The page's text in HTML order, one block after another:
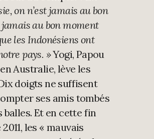
on n’est jamais au bon
au bon moment
les Indonésiens ont
pays. »Yogi, Papou
Australie, lève les
doigts ne suffisent
ses amis tombés
balles. Et en cette fin
2011, les « mauvais